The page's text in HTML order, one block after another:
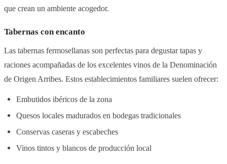
que crean un ambiente acogedor.
Tabernas con encanto
Las tabernas fermosellanas son perfectas para degustar tapas y
raciones acompañadas de los excelentes vinos de la Denominación
de Origen Arribes. Estos establecimientos familiares suelen ofrecer:
Embutidos ibéricos de la zona
Quesos locales madurados en bodegas tradicionales
Conservas caseras y escabeches
Vinos tintos y blancos de producción local